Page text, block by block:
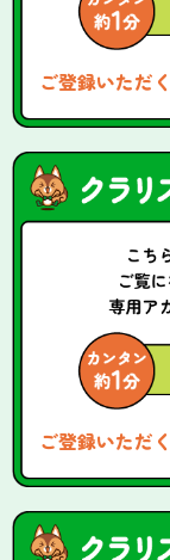
ご登録いただ
ご登録いただ